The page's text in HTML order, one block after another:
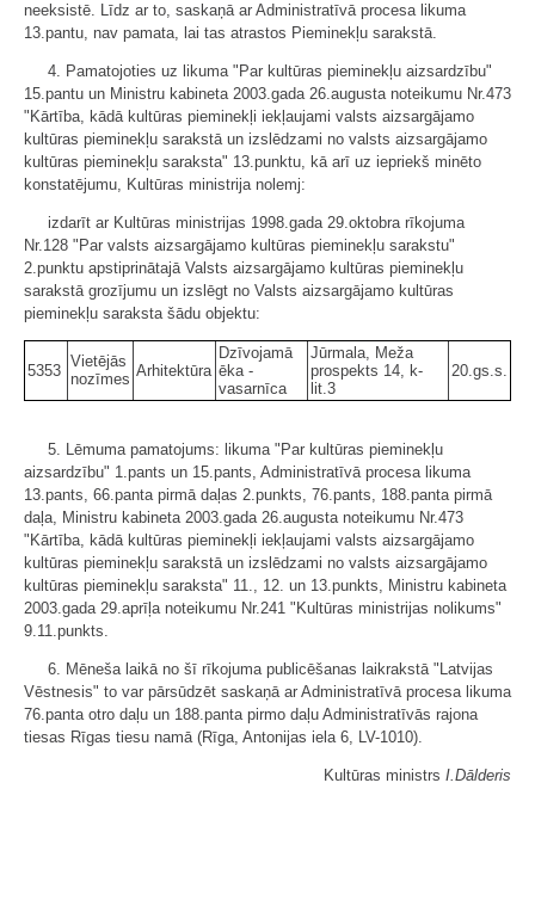
neeksistē. Līdz ar to, saskaņā ar Administratīvā procesa likuma
13.pantu, nav pamata, lai tas atrastos Pieminekļu sarakstā.
4. Pamatojoties uz likuma "Par kultūras pieminekļu aizsardzību"
15.pantu un Ministru kabineta 2003.gada 26.augusta noteikumu Nr.473
"Kārtība, kādā kultūras pieminekļi iekļaujami valsts aizsargājamo
kultūras pieminekļu sarakstā un izslēdzami no valsts aizsargājamo
kultūras pieminekļu saraksta" 13.punktu, kā arī uz iepriekš minēto
konstatējumu, Kultūras ministrija nolemj:
izdarīt ar Kultūras ministrijas 1998.gada 29.oktobra rīkojuma
Nr.128 "Par valsts aizsargājamo kultūras pieminekļu sarakstu"
2.punktu apstiprinātajā Valsts aizsargājamo kultūras pieminekļu
sarakstā grozījumu un izslēgt no Valsts aizsargājamo kultūras
pieminekļu saraksta šādu objektu:
5353
Vietējās
nozīmes Arhitektūra
Dzīvojamā
ēka -
vasarnīca
Jūrmala, Meža
prospekts 14, k-
lit.3
20.gs.s.
5. Lēmuma pamatojums: likuma "Par kultūras pieminekļu
aizsardzību" 1.pants un 15.pants, Administratīvā procesa likuma
13.pants, 66.panta pirmā daļas 2.punkts, 76.pants, 188.panta pirmā
daļa, Ministru kabineta 2003.gada 26.augusta noteikumu Nr.473
"Kārtība, kādā kultūras pieminekļi iekļaujami valsts aizsargājamo
kultūras pieminekļu sarakstā un izslēdzami no valsts aizsargājamo
kultūras pieminekļu saraksta" 11., 12. un 13.punkts, Ministru kabineta
2003.gada 29.aprīļa noteikumu Nr.241 "Kultūras ministrijas nolikums"
9.11.punkts.
6. Mēneša laikā no šī rīkojuma publicēšanas laikrakstā "Latvijas
Vēstnesis" to var pārsūdzēt saskaņā ar Administratīvā procesa likuma
76.panta otro daļu un 188.panta pirmo daļu Administratīvās rajona
tiesas Rīgas tiesu namā (Rīga, Antonijas iela 6, LV-1010).
Kultūras ministrs I.Dālderis